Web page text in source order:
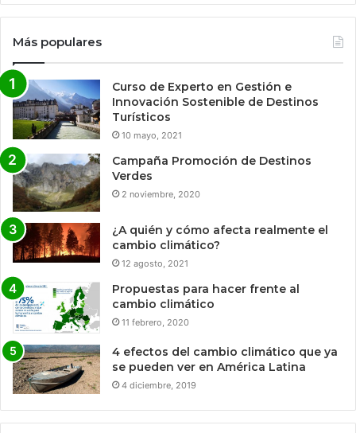
Más populares
Curso de Experto en Gestión e
Innovación Sostenible de Destinos
Turísticos
10 mayo, 2021
Campaña Promoción de Destinos
Verdes
2 noviembre, 2020
¿A quién y cómo afecta realmente el
cambio climático?
12 agosto, 2021
Propuestas para hacer frente al
cambio climático
11 febrero, 2020
4 efectos del cambio climático que ya
se pueden ver en América Latina
4 diciembre, 2019